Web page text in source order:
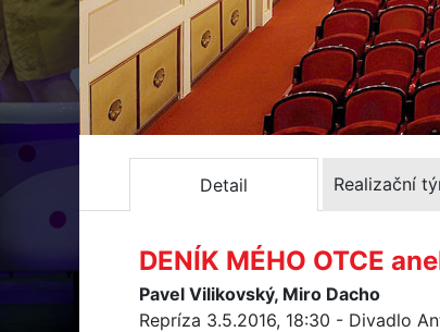
Detail Realizační
DENÍK MÉHO OTCE
Pavel Vilikovský, Miro Dacho
Repríza 3.5.2016, 18:30 - Divadlo